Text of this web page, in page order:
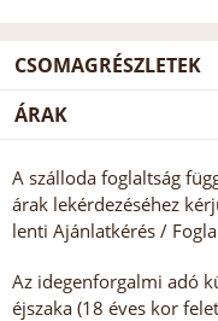
CSOMAGRÉSZLETEK
ÁRAK
A szálloda foglaltság
árak lekérdezéséhez
lenti Ajánlatkérés /
Az idegenforgalmi adó
éjszaka (18 éves kor